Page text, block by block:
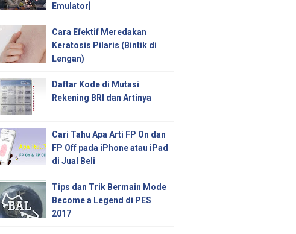
Emulator]
Cara Efektif Meredakan
Keratosis Pilaris (Bintik di
Lengan)
Daftar Kode di Mutasi
Rekening BRI dan Artinya
Cari Tahu Apa Arti FP On dan
FP Off pada iPhone atau iPad
di Jual Beli
Tips dan Trik Bermain Mode
Become a Legend di PES
2017